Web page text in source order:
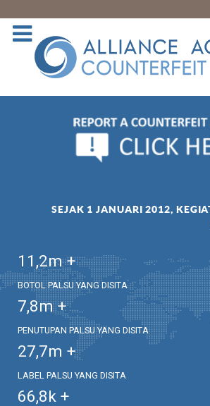
SEJAK 1 JANUARI 2012,
11,2m +
BOTOL PALSU YANG DISITA
7,8m +
PENUTUPAN PALSU YANG DISITA
27,7m +
LABEL PALSU YANG DISITA
66,8k +